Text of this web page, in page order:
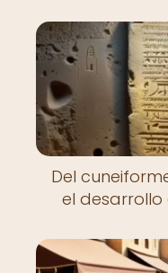
Del
el